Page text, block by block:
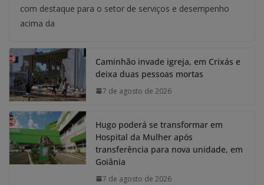
com destaque para o setor de serviços e desempenho
acima da
Caminhão invade igreja, em Crixás e
deixa duas pessoas mortas
7 de agosto de 2026
Hugo poderá se transformar em
Hospital da Mulher após
transferência para nova unidade, em
Goiânia
7 de agosto de 2026